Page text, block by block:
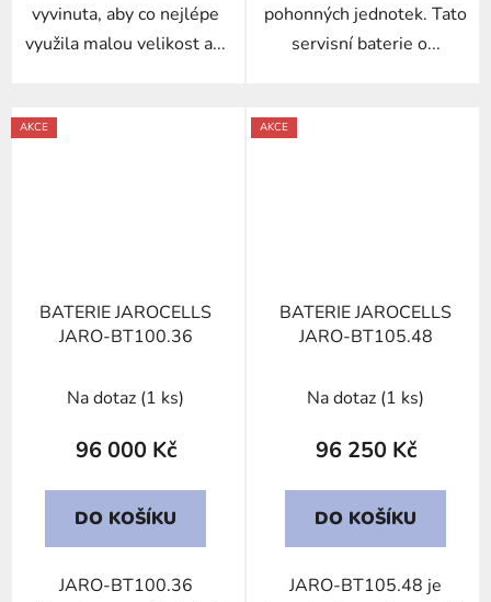
vyvinuta, aby co nejlépe
využila malou velikost a...
pohonných jednotek. Tato
servisní baterie o...
AKCE
BATERIE JAROCELLS
JARO-BT100.36
Na dotaz (1 ks)
96 000 Kč
DO KOŠÍKU
JARO-BT100.36
AKCE
BATERIE JAROCELLS
JARO-BT105.48
Na dotaz (1 ks)
96 250 Kč
DO KOŠÍKU
JARO-BT105.48 je